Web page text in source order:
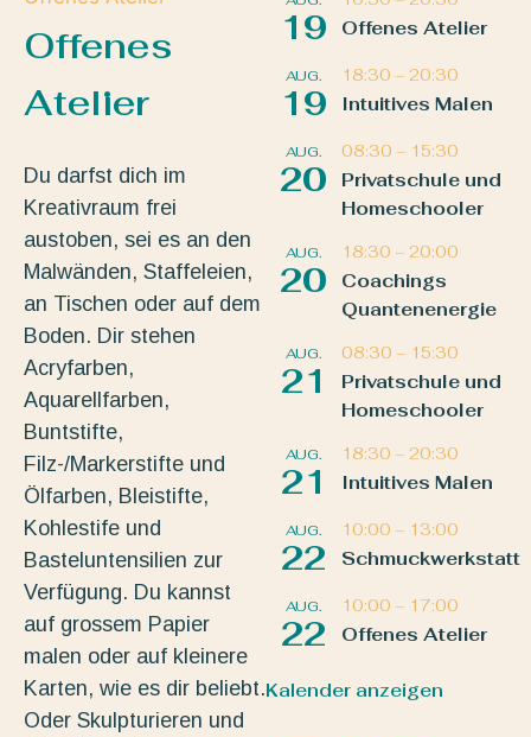
Offenes
Atelier
Du darfst dich im
Kreativraum frei
austoben, sei es an den
Malwänden, Staffeleien,
an Tischen oder auf dem
Boden. Dir stehen
Acryfarben,
Aquarellfarben,
Buntstifte,
Filz-/Markerstifte und
Ölfarben, Bleistifte,
Kohlestife und
Basteluntensilien zur
Verfügung. Du kannst
auf grossem Papier
malen oder auf kleinere
Karten, wie es dir beliebt.
Oder Skulpturieren und
19 Offenes Atelier
AUG.
19
18:30 – 20:30
Intuitives Malen
AUG.
20
08:30 – 15:30
Privatschule und
Homeschooler
AUG.
20
18:30 – 20:00
Coachings
Quantenenergie
AUG.
21
08:30 – 15:30
Privatschule und
Homeschooler
AUG.
21
18:30 – 20:30
Intuitives Malen
AUG.
22
10:00 – 13:00
Schmuckwerkstatt
AUG.
22
10:00 – 17:00
Offenes Atelier
Kalender anzeigen